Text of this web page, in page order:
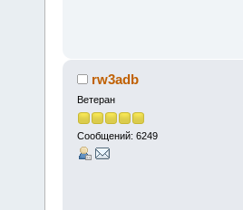
rw3adb
Ветеран
Сообщений: 6249